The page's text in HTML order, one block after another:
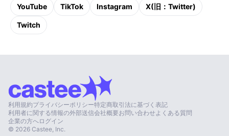
YouTube TikTok Instagram X(旧：Twitter)
Twitch
利用規約プライバシーポリシー特定商取引法に基づく表記
利用者に関する情報の外部送信会社概要お問い合わせ よくある質問
企業の方へログイン
© 2026 Castee, Inc.